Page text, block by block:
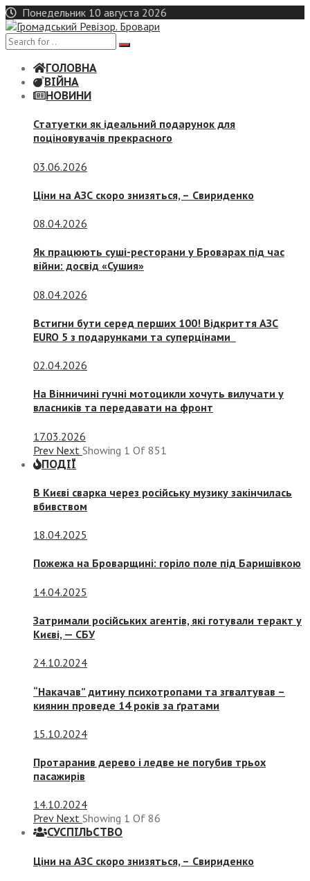
Skip
to
content
Понедельник 10 августа 2026
ГОЛОВНА
ВІЙНА
НОВИНИ
Статуетки як ідеальний подарунок для
поціновувачів прекрасного
03.06.2026
Ціни на АЗС скоро знизяться, – Свириденко
08.04.2026
Як працюють суші-ресторани у Броварах під час
війни: досвід «Сушия»
08.04.2026
Встигни бути серед перших 100! Відкриття АЗС
EURO 5 з подарунками та суперцінами
02.04.2026
На Вінничині гучні мотоцикли хочуть вилучати у
власників та передавати на фронт
17.03.2026
Prev Next Showing 1 Of 851
ПОДІЇ
В Києві сварка через російську музику закінчилась
вбивством
18.04.2025
Пожежа на Броварщині: горіло поле під Баришівкою
14.04.2025
Затримали російських агентів, які готували теракт у
Києві, — СБУ
24.10.2024
“Накачав” дитину психотропами та згвалтував –
киянин проведе 14 років за ґратами
15.10.2024
Протаранив дерево і ледве не погубив трьох
пасажирів
14.10.2024
Prev Next Showing 1 Of 86
СУСПIЛЬСТВО
Ціни на АЗС скоро знизяться, – Свириденко